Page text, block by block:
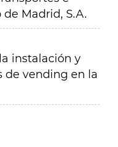
de Madrid, S.A.
instalación y
de vending en la